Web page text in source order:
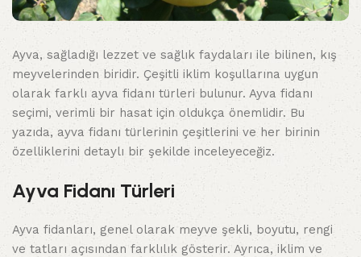
Ayva, sağladığı lezzet ve sağlık faydaları ile bilinen, kış
meyvelerinden biridir. Çeşitli iklim koşullarına uygun
olarak farklı ayva fidanı türleri bulunur. Ayva fidanı
seçimi, verimli bir hasat için oldukça önemlidir. Bu
yazıda, ayva fidanı türlerinin çeşitlerini ve her birinin
özelliklerini detaylı bir şekilde inceleyeceğiz.
Ayva Fidanı Türleri
Ayva fidanları, genel olarak meyve şekli, boyutu, rengi
ve tatları açısından farklılık gösterir. Ayrıca, iklim ve